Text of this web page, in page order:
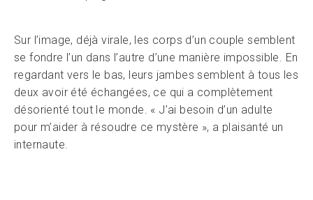
Sur l’image, déjà virale, les corps d’un couple semblent
se fondre l’un dans l’autre d’une manière impossible. En
regardant vers le bas, leurs jambes semblent à tous les
deux avoir été échangées, ce qui a complètement
désorienté tout le monde. « J’ai besoin d’un adulte
pour m’aider à résoudre ce mystère », a plaisanté un
internaute.